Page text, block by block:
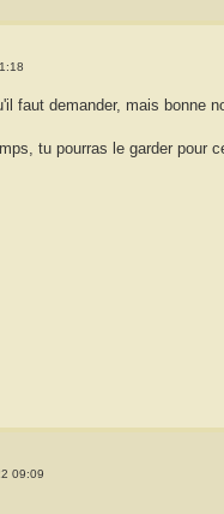
faut demander, mais bonne
tu pourras le garder pour
09:09